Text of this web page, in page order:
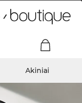
Akiniai